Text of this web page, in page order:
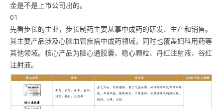
金是不是上市公司出的。
01
先看步长的主业，步长制药主要从事中成药的研发、生产和销售。
其主要产品涉及心脑血管疾病中成药领域，同时也覆盖妇科用药等
其他领域。核心产品为脑心通胶囊、稳心颗粒、丹红注射液、谷红
注射液。